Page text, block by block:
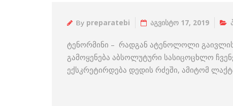
By preparatebi აგვისტო 17, 2019
ტენორმინი – რადგან ატენოლოლი
გამოყენება აბსოლუტური სასიცოცხლო
ექსკრეტირდება დედის რძეში, ამიტომ